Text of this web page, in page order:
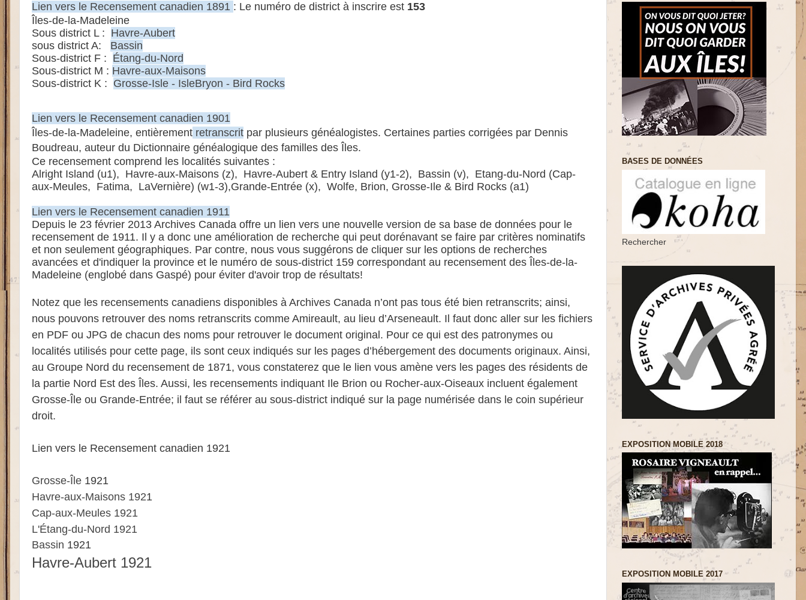
Lien vers le Recensement canadien 1891 : Le numéro de district à inscrire est 153
Îles-de-la-Madeleine
Sous district L : Havre-Aubert
sous district A: Bassin
Sous-district F : Étang-du-Nord
Sous-district M : Havre-aux-Maisons
Sous-district K : Grosse-Isle - IsleBryon - Bird Rocks
Lien vers le Recensement canadien 1901
Îles-de-la-Madeleine, entièrement retranscrit par plusieurs généalogistes. Certaines parties corrigées par Dennis
Boudreau, auteur du Dictionnaire généalogique des familles des Îles.
Ce recensement comprend les localités suivantes :
Alright Island (u1), Havre-aux-Maisons (z), Havre-Aubert & Entry Island (y1-2), Bassin (v), Etang-du-Nord (Cap-
aux-Meules, Fatima, LaVernière) (w1-3),Grande-Entrée (x), Wolfe, Brion, Grosse-Ile & Bird Rocks (a1)
Lien vers le Recensement canadien 1911
Depuis le 23 février 2013 Archives Canada offre un lien vers une nouvelle version de sa base de données pour le
recensement de 1911. Il y a donc une amélioration de recherche qui peut dorénavant se faire par critères nominatifs
et non seulement géographiques. Par contre, nous vous suggérons de cliquer sur les options de recherches
avancées et d'indiquer la province et le numéro de sous-district 159 correspondant au recensement des Îles-de-la-
Madeleine (englobé dans Gaspé) pour éviter d'avoir trop de résultats!
Notez que les recensements canadiens disponibles à Archives Canada n’ont pas tous été bien retranscrits; ainsi,
nous pouvons retrouver des noms retranscrits comme Amireault, au lieu d’Arseneault. Il faut donc aller sur les fichiers
en PDF ou JPG de chacun des noms pour retrouver le document original. Pour ce qui est des patronymes ou
localités utilisés pour cette page, ils sont ceux indiqués sur les pages d’hébergement des documents originaux. Ainsi,
au Groupe Nord du recensement de 1871, vous constaterez que le lien vous amène vers les pages des résidents de
la partie Nord Est des Îles. Aussi, les recensements indiquant Ile Brion ou Rocher-aux-Oiseaux incluent également
Grosse-Île ou Grande-Entrée; il faut se référer au sous-district indiqué sur la page numérisée dans le coin supérieur
droit.
Lien vers le Recensement canadien 1921
Grosse-Île 1921
Havre-aux-Maisons 1921
Cap-aux-Meules 1921
L'Étang-du-Nord 1921
Bassin 1921
Havre-Aubert 1921
BASES DE DONNÉES
Rechercher
EXPOSITION MOBILE 2018
EXPOSITION MOBILE 2017